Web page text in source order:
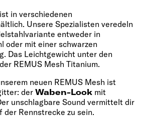
ist in verschiedenen
Unsere Spezialisten veredeln
entweder in
oder mit einer schwarzen
Das Leichtgewicht unter den
REMUS Mesh Titanium.
neuen REMUS Mesh ist
der Waben-Look mit
unschlagbare Sound vermittelt dir
Rennstrecke zu sein.